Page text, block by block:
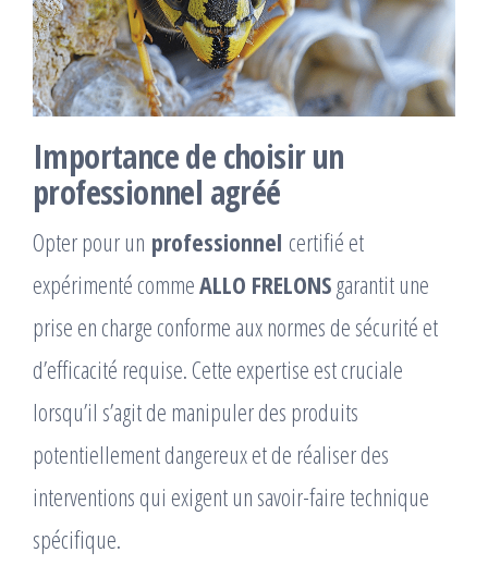
Importance de choisir un
professionnel agréé
Opter pour un professionnel certifié et
expérimenté commeALLO FRELONSgarantit une
prise en charge conforme aux normes de sécurité et
d’efficacité requise. Cette expertise est cruciale
lorsqu’il s’agit de manipuler des produits
potentiellement dangereux et de réaliser des
interventions qui exigent un savoir-faire technique
spécifique.